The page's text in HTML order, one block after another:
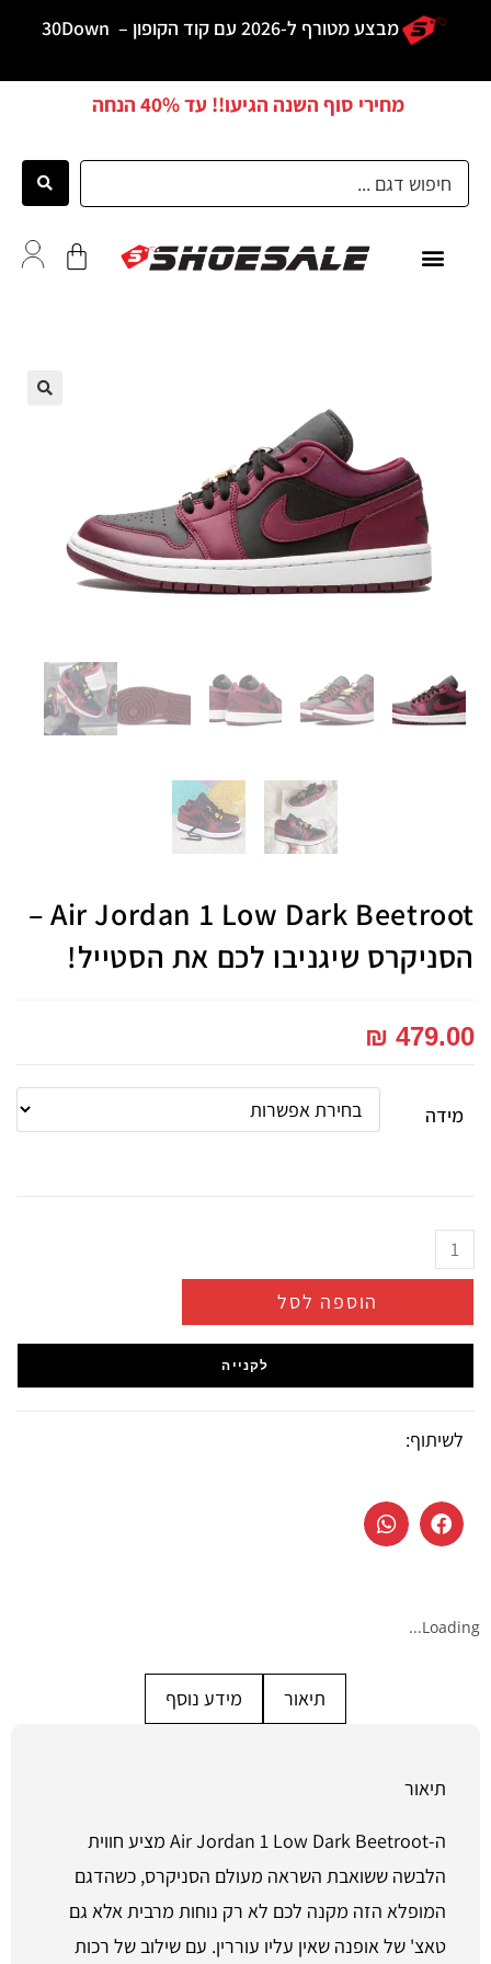
מבצע מטורף ל-2026 עם קוד הקופון – 30Down
מחירי סוף השנה הגיעו!! עד40% הנחה
Air Jordan 1 Low Dark Beetroot –
הסניקרס שיגניבו לכם את הסטייל!
₪ 479.00
מידה
הוספה לסל
לקנייה
לשיתוף:
Loading...
תיאור מידע נוסף
תיאור
ה-Air Jordan 1 Low Dark Beetroot מציע חווית
הלבשה ששואבת השראה מעולם הסניקרס, כשהדגם
המופלא הזה מקנה לכם לא רק נוחות מרבית אלא גם
טאצ' של אופנה שאין עליו עוררין. עם שילוב של רכות